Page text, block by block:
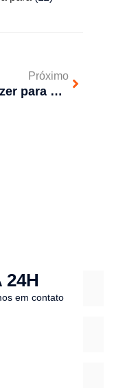
Próximo
O que fazer para desentupir o ralo do banheiro?
24H
em contato